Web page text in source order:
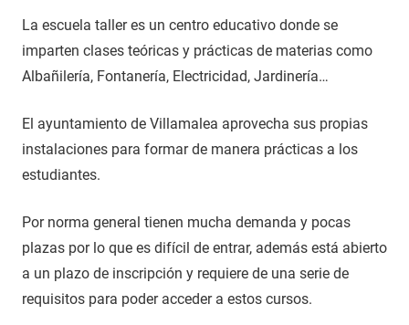
La escuela taller es un centro educativo donde se
imparten clases teóricas y prácticas de materias como
Albañilería, Fontanería, Electricidad, Jardinería…
El ayuntamiento de Villamalea aprovecha sus propias
instalaciones para formar de manera prácticas a los
estudiantes.
Por norma general tienen mucha demanda y pocas
plazas por lo que es difícil de entrar, además está abierto
a un plazo de inscripción y requiere de una serie de
requisitos para poder acceder a estos cursos.